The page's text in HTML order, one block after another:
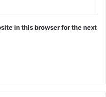
in this browser for the next